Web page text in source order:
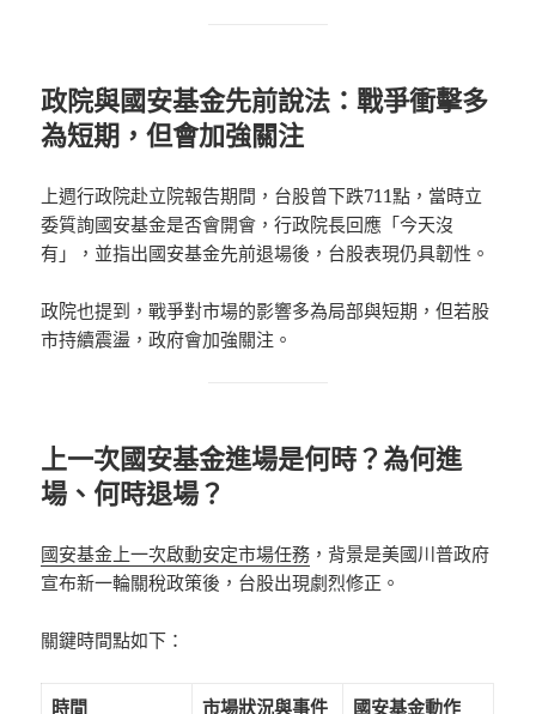
政院與國安基金先前說法：戰爭衝擊多
為短期，但會加強關注
上週行政院赴立院報告期間，台股曾下跌711點，當時立
委質詢國安基金是否會開會，行政院長回應「今天沒
有」，並指出國安基金先前退場後，台股表現仍具韌性。
政院也提到，戰爭對市場的影響多為局部與短期，但若股
市持續震盪，政府會加強關注。
上一次國安基金進場是何時？為何進
場、何時退場？
國安基金上一次啟動安定市場任務 ，背景是美國川普政府
宣布新一輪關稅政策後，台股出現劇烈修正。
關鍵時間點如下：
時間 市場狀況與事件 國安基金動作